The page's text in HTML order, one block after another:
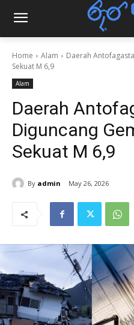
Home Alam
Daerah
Sekuat M 6,9
Alam
Daerah
Diguncang
Sekuat M 6,9
By admin May 26, 2026